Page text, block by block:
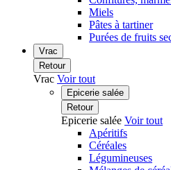
Miels
Pâtes à tartiner
Purées de fruits
Vrac
Retour
Vrac Voir tout
Epicerie salée
Retour
Epicerie salée Voir tout
Apéritifs
Céréales
Légumineuses